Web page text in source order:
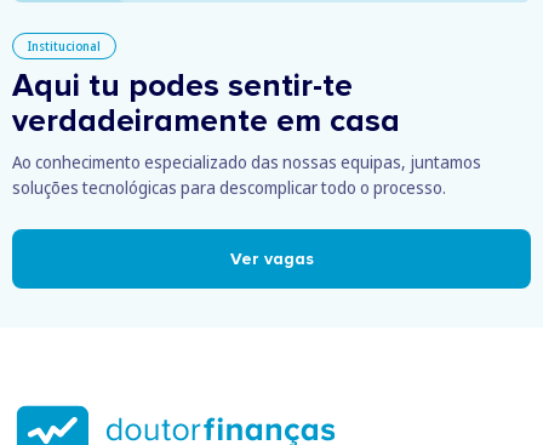
Institucional
Aqui tu podes sentir-te
verdadeiramente em casa
Ao conhecimento especializado das nossas equipas, juntamos
soluções tecnológicas para descomplicar todo o processo.
Ver vagas